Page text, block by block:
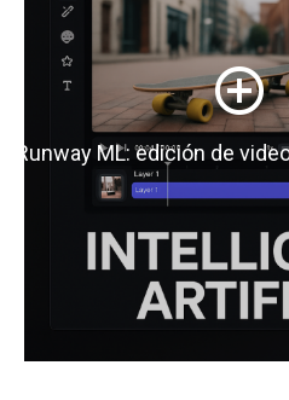
Runway ML: edición de